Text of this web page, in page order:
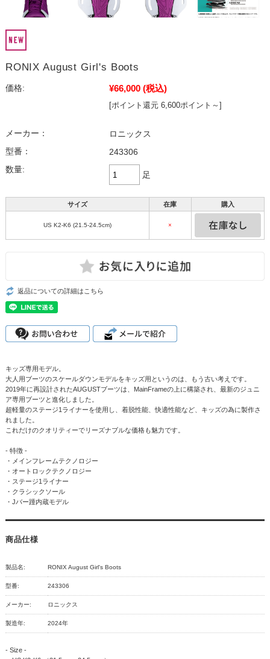
RONIX August Girl's Boots
価格: ¥66,000 (税込)
[ポイント還元 6,600ポイント～]
メーカー：
ロニックス
型番：
243306
数量:
足
サイズ 在庫 購入
US K2-K6 (21.5-24.5cm) ×
返品についての詳細はこちら
キッズ専用モデル。
大人用ブーツのスケールダウンモデルをキッズ用というのは、もう古い考えです。
2019年に再設計されたAUGUSTブーツは、MainFrameの上に構築され、最新のジュニ
ア専用ブーツと進化しました。
超軽量のステージ1ライナーを使用し、着脱性能、快適性能など、キッズの為に製作さ
れました。
これだけのクオリティーでリーズナブルな価格も魅力です。
- 特徴 -
・メインフレームテクノロジー
・オートロックテクノロジー
・ステージ1ライナー
・クラシックソール
・Jバー踵内蔵モデル
商品仕様
製品名: RONIX August Girl's Boots
型番: 243306
メーカー: ロニックス
製造年: 2024年
- Size -